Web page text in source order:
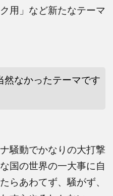
用」など新たなテーマ
然なかったテーマです
騒動でかなりの大打撃
国の世界の一大事に自
らあわてず、騒がず、